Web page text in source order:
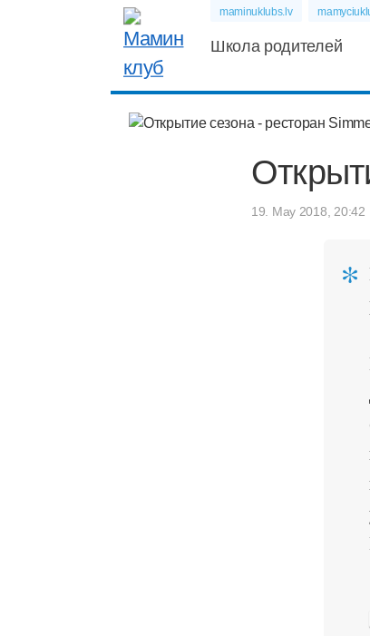
maminuklubs.lv
Школа родителей
19. May 2018, 20:42